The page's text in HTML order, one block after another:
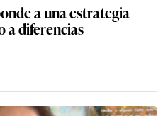
a una estrategia
a diferencias